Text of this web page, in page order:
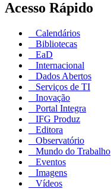
Acesso Rápido
Calendários
Bibliotecas
EaD
Internacional
Dados Abertos
Serviços de TI
Inovação
Portal Integra
IFG Produz
Editora
Observatório
Mundo do Trabalho
Eventos
Imagens
Vídeos